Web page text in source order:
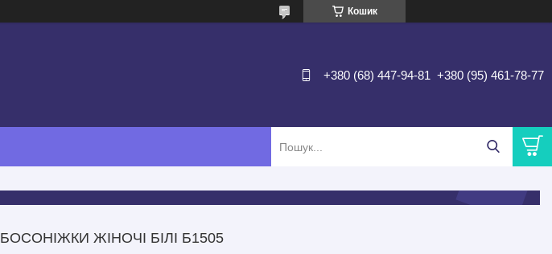
Кошик
+380 (68) 447-94-81 +380 (95) 461-78-77
БОСОНІЖКИ ЖІНОЧІ БІЛІ Б1505